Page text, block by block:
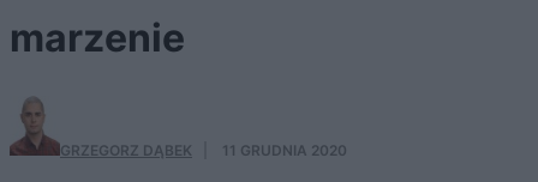
marzenie
GRZEGORZ DĄBEK 11 GRUDNIA 2020